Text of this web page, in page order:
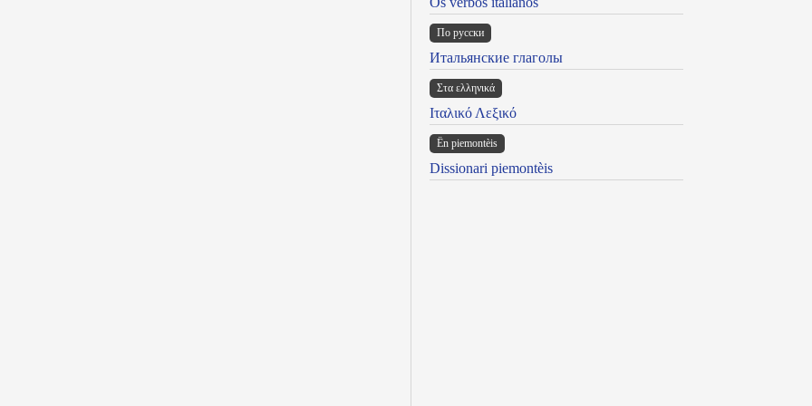
По русски
Итальянские глаголы
Στα ελληνικά
Ιταλικό Λεξικό
Ën piemontèis
Dissionari piemontèis